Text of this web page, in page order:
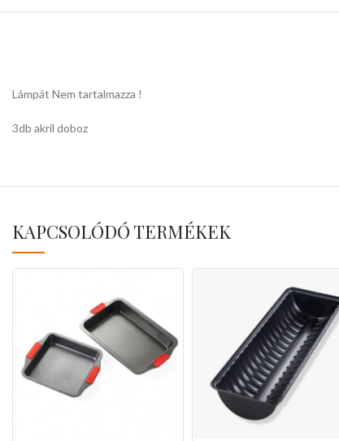
Lámpát Nem tartalmazza !
3db akril doboz
KAPCSOLÓDÓ TERMÉKEK